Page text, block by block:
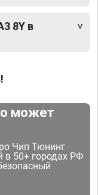
8Y в
может
Чип Тюнинг
в 50+ городах РФ